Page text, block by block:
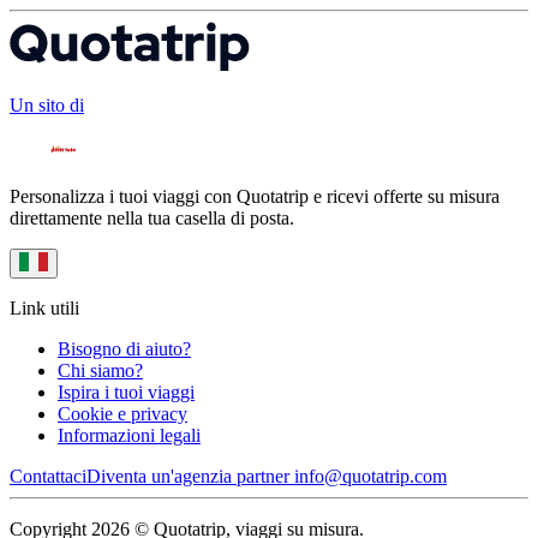
Un sito di
Personalizza i tuoi viaggi con Quotatrip e ricevi offerte su misura
direttamente nella tua casella di posta.
Link utili
Bisogno di aiuto?
Chi siamo?
Ispira i tuoi viaggi
Cookie e privacy
Informazioni legali
ContattaciDiventa un'agenzia partnerinfo@quotatrip.com
Copyright 2026 © Quotatrip, viaggi su misura.